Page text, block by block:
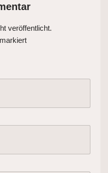
veröffentlicht.
markiert